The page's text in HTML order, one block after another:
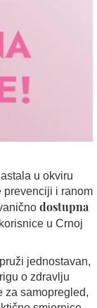
u okviru
i ranom
dostupna
korisnice u Crnoj
jednostavan,
o zdravlju
za samopregled,